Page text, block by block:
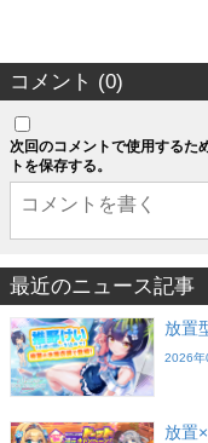
コメント (0)
次回のコメントで使用するた
トを保存する。
最近のニュース記事
放置
2026年
放置